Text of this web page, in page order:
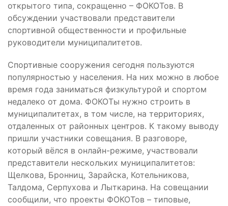
открытого типа, сокращенно – ФОКОТов. В
обсуждении участвовали представители
спортивной общественности и профильные
руководители муниципалитетов.
Спортивные сооружения сегодня пользуются
популярностью у населения. На них можно в любое
время года заниматься физкультурой и спортом
недалеко от дома. ФОКОТы нужно строить в
муниципалитетах, в том числе, на территориях,
отдаленных от районных центров. К такому выводу
пришли участники совещания. В разговоре,
который вёлся в онлайн-режиме, участвовали
представители нескольких муниципалитетов:
Щелкова, Бронниц, Зарайска, Котельникова,
Талдома, Серпухова и Лыткарина. На совещании
сообщили, что проекты ФОКОТов – типовые,